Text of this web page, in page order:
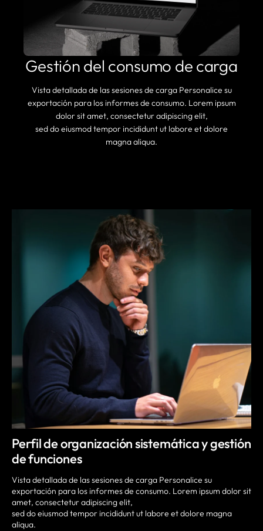
Gestión del consumo de carga
Vista detallada de las sesiones de carga Personalice su
exportación para los informes de consumo. Lorem ipsum
dolor sit amet, consectetur adipiscing elit,
sed do eiusmod tempor incididunt ut labore et dolore
magna aliqua.
Perfil de organización sistemática y gestión
de funciones
Vista detallada de las sesiones de carga Personalice su
exportación para los informes de consumo. Lorem ipsum dolor sit
amet, consectetur adipiscing elit,
sed do eiusmod tempor incididunt ut labore et dolore magna
aliqua.